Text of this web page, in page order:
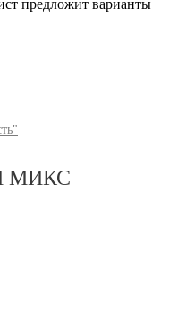
предложит варианты
МИКС